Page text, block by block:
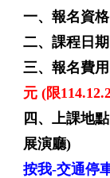
一、報名資
二、課程日期
三、報名費用
元 (限
四、上課地
展演廳)
按我-交通停